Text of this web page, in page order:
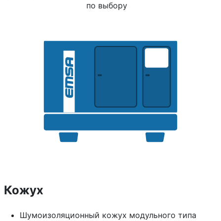
по выбору
Кожух
Шумоизоляционный кожух модульного типа